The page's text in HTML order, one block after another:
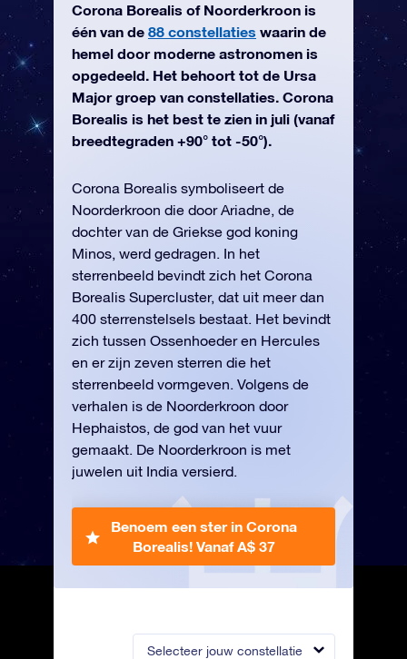
Selecteer jouw constellatie
Corona Borealis of Noorderkroon is
één van de 88 constellaties waarin de
hemel door moderne astronomen is
opgedeeld. Het behoort tot de Ursa
Major groep van constellaties. Corona
Borealis is het best te zien in juli (vanaf
breedtegraden +90° tot -50°).
Corona Borealis symboliseert de
Noorderkroon die door Ariadne, de
dochter van de Griekse god koning
Minos, werd gedragen. In het
sterrenbeeld bevindt zich het Corona
Borealis Supercluster, dat uit meer dan
400 sterrenstelsels bestaat. Het bevindt
zich tussen Ossenhoeder en Hercules
en er zijn zeven sterren die het
sterrenbeeld vormgeven. Volgens de
verhalen is de Noorderkroon door
Hephaistos, de god van het vuur
gemaakt. De Noorderkroon is met
juwelen uit India versierd.
Benoem een ster in Corona
Borealis! Vanaf A$ 37